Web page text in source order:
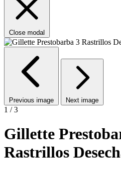
Close modal
Previous image Next image
1 / 3
Gillette
Rastrillos